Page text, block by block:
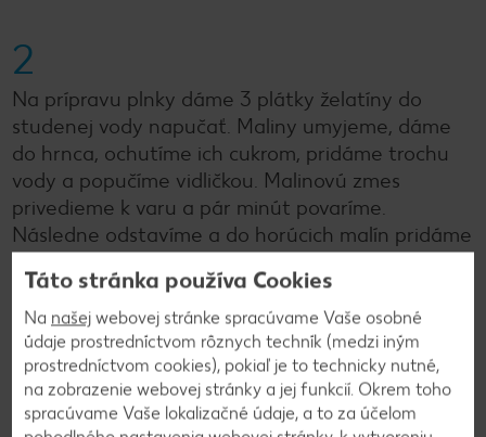
2
Na prípravu plnky dáme 3 plátky želatíny do
studenej vody napučať. Maliny umyjeme, dáme
do hrnca, ochutíme ich cukrom, pridáme trochu
vody a popučíme vidličkou. Malinovú zmes
privedieme k varu a pár minút povaríme.
Následne odstavíme a do horúcich malín pridáme
vychladnúť.
3
Do veľkej misky dáme smotanu na šľahanie,
Táto stránka používa Cookies
Na našej webovej stránke spracúvame Vaše osobné
údaje prostredníctvom rôznych techník (medzi iným
prostredníctvom cookies), pokiaľ je to technicky nutné,
na zobrazenie webovej stránky a jej funkcií. Okrem toho
spracúvame Vaše lokalizačné údaje, a to za účelom